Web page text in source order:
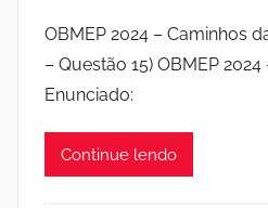
OBMEP 2024 – Caminhos
– Questão 15) OBMEP
Enunciado:
Continue lendo